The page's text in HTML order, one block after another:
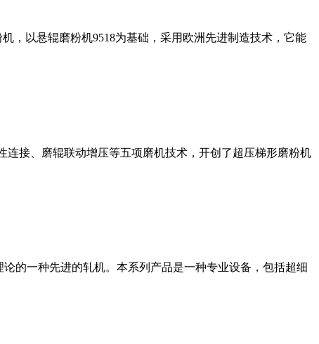
，以悬辊磨粉机9518为基础，采用欧洲先进制造技术，它能
接、磨辊联动增压等五项磨机技术，开创了超压梯形磨粉机
的一种先进的轧机。本系列产品是一种专业设备，包括超细